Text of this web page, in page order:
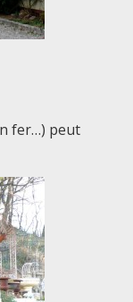
fer…) peut